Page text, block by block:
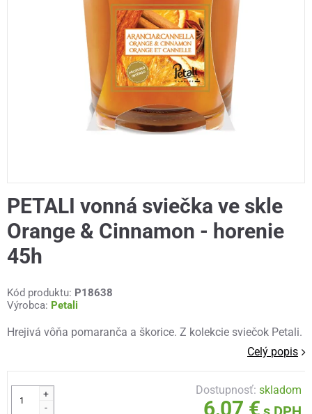
PETALI vonná sviečka ve skle
Orange & Cinnamon - horenie
45h
Kód produktu: P18638
Výrobca: Petali
Hrejivá vôňa pomaranča a škorice. Z kolekcie sviečok Petali.
Celý popis
+
-
Dostupnosť:skladom
6,07 €